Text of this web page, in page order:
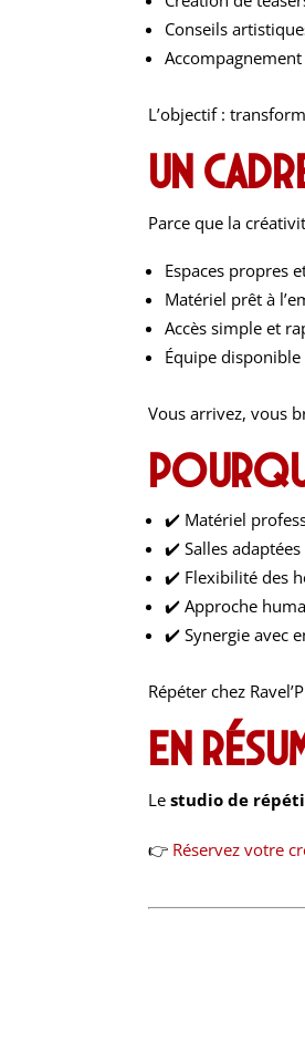
Conseils
L’objectif :
Un
Parce que la
Espaces propres
Matériel prêt à
Accès simple et
Équipe disponible
Vous arrivez, vous
✔️ Matériel
✔️ Salles
✔️ Flexibilité des
✔️ Approche
✔️ Synergie avec
Répéter chez
En
Lestudio de
👉 Réservez votre